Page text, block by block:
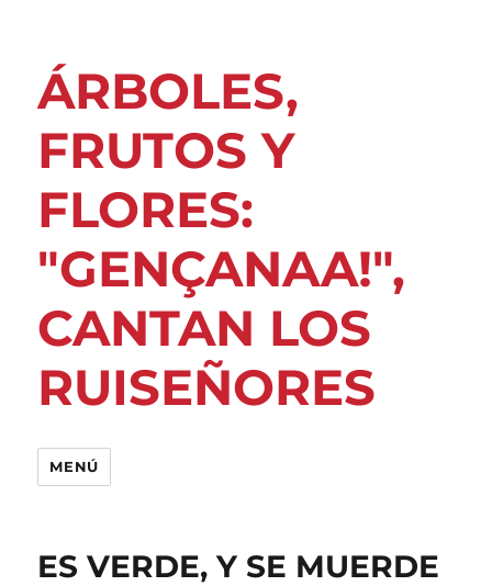
ÁRBOLES,
FRUTOS Y
FLORES:
"GENÇANAA!",
CANTAN LOS
RUISEÑORES
MENÚ
ES VERDE, Y SE MUERDE